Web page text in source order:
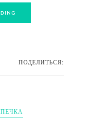
ПОДЕЛИТЬСЯ: